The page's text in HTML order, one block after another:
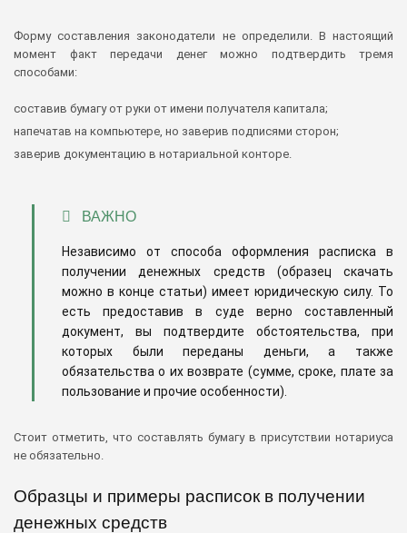
Форму составления законодатели не определили. В настоящий
момент факт передачи денег можно подтвердить тремя
способами:
составив бумагу от руки от имени получателя капитала;
напечатав на компьютере, но заверив подписями сторон;
заверив документацию в нотариальной конторе.
ВАЖНО
Независимо от способа оформления расписка в
получении денежных средств (образец скачать
можно в конце статьи) имеет юридическую силу. То
есть предоставив в суде верно составленный
документ, вы подтвердите обстоятельства, при
которых были переданы деньги, а также
обязательства о их возврате (сумме, сроке, плате за
пользование и прочие особенности).
Стоит отметить, что составлять бумагу в присутствии нотариуса
не обязательно.
Образцы и примеры расписок в получении
денежных средств